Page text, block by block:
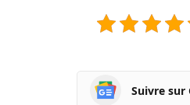
Suivre sur